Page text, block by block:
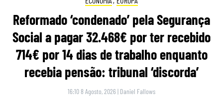
Reformado ‘condenado’ pela Segurança
Social a pagar 32.468€ por ter recebido
714€ por 14 dias de trabalho enquanto
recebia pensão: tribunal ‘discorda’
16:10 8 Agosto, 2026 | Daniel Fallows